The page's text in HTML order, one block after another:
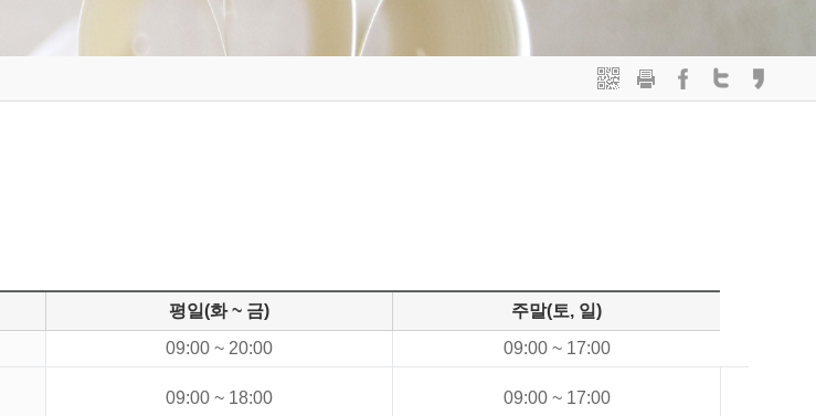
평일(화 ~ 금)
주말(토, 일)
09:00 ~ 20:00
09:00 ~ 17:00
09:00 ~ 18:00 09:00 ~ 17:00